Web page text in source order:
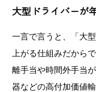
大型ドライバーが
一言で言うと、「大
上がる仕組みだから
離手当や時間外手当
器などの高付加価値